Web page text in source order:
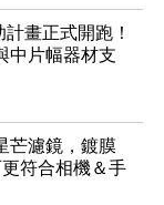
畫正式開跑！
中片幅器材支
芒濾鏡，鍍膜
符合相機＆手